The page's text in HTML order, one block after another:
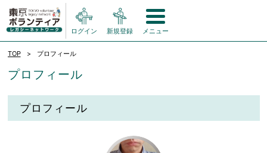
ログイン 新規登録 メニュー
TOP プロフィール
プロフィール
プロフィール